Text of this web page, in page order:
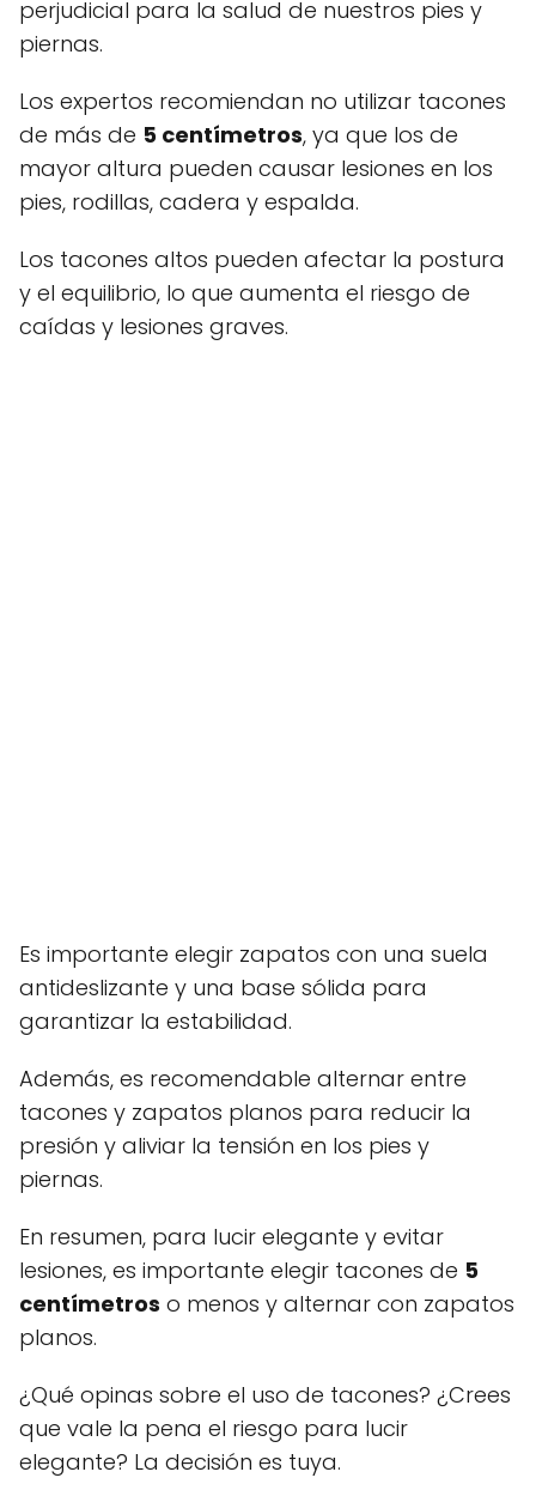
perjudicial para la salud de nuestros pies y
piernas.
Los expertos recomiendan no utilizar tacones
de más de 5 centímetros, ya que los de
mayor altura pueden causar lesiones en los
pies, rodillas, cadera y espalda.
Los tacones altos pueden afectar la postura
y el equilibrio, lo que aumenta el riesgo de
caídas y lesiones graves.
Es importante elegir zapatos con una suela
antideslizante y una base sólida para
garantizar la estabilidad.
Además, es recomendable alternar entre
tacones y zapatos planos para reducir la
presión y aliviar la tensión en los pies y
piernas.
En resumen, para lucir elegante y evitar
lesiones, es importante elegir tacones de 5
centímetros o menos y alternar con zapatos
planos.
¿Qué opinas sobre el uso de tacones? ¿Crees
que vale la pena el riesgo para lucir
elegante? La decisión es tuya.